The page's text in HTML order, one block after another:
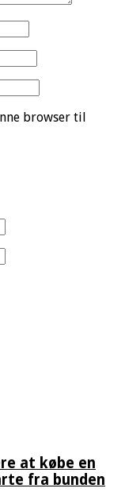
browser til
at købe en
fra bunden